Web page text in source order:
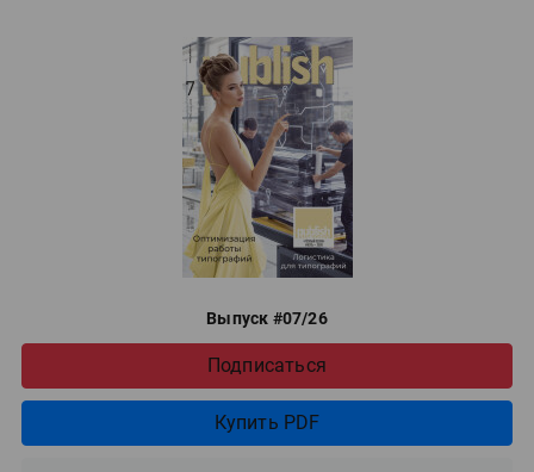
Выпуск #07/26
Подписаться
Купить PDF